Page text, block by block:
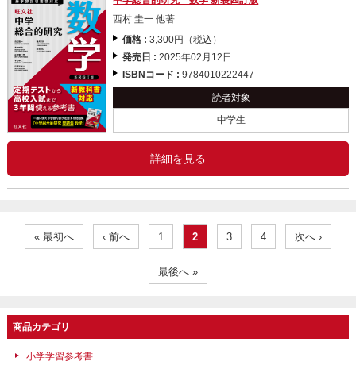
西村 圭一 他著
価格 :3,300円（税込）
発売日 :2025年02月12日
ISBNコード :9784010222447
読者対象
中学生
詳細を見る
« 最初へ ‹ 前へ 1 2 3 4 次へ ›
最後へ »
商品カテゴリ
小学学習参考書